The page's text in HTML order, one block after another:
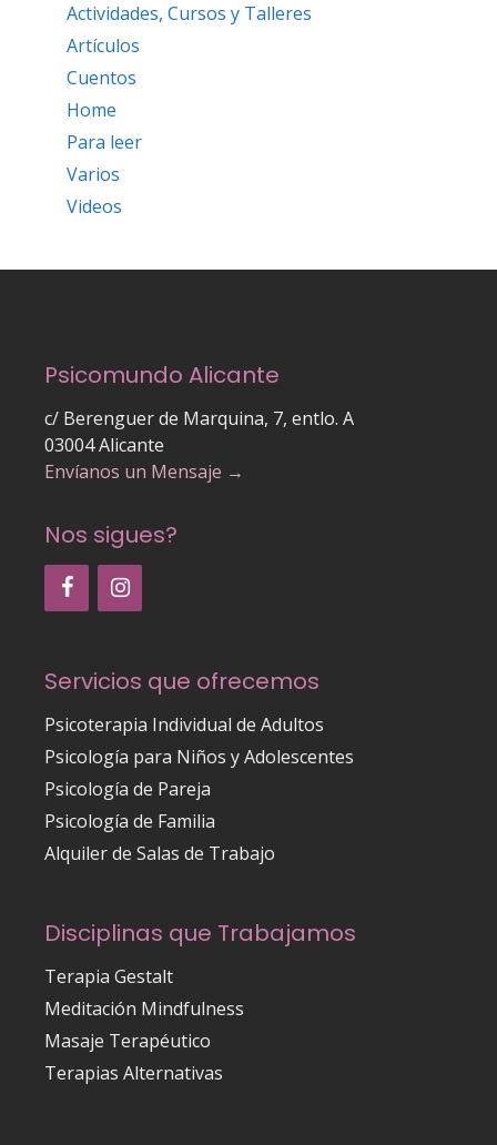
Actividades, Cursos y Talleres
Artículos
Cuentos
Home
Para leer
Varios
Videos
Psicomundo Alicante
c/ Berenguer de Marquina, 7, entlo. A
03004 Alicante
Envíanos un Mensaje →
Nos sigues?
Servicios que ofrecemos
Psicoterapia Individual de Adultos
Psicología para Niños y Adolescentes
Psicología de Pareja
Psicología de Familia
Alquiler de Salas de Trabajo
Disciplinas que Trabajamos
Terapia Gestalt
Meditación Mindfulness
Masaje Terapéutico
Terapias Alternativas